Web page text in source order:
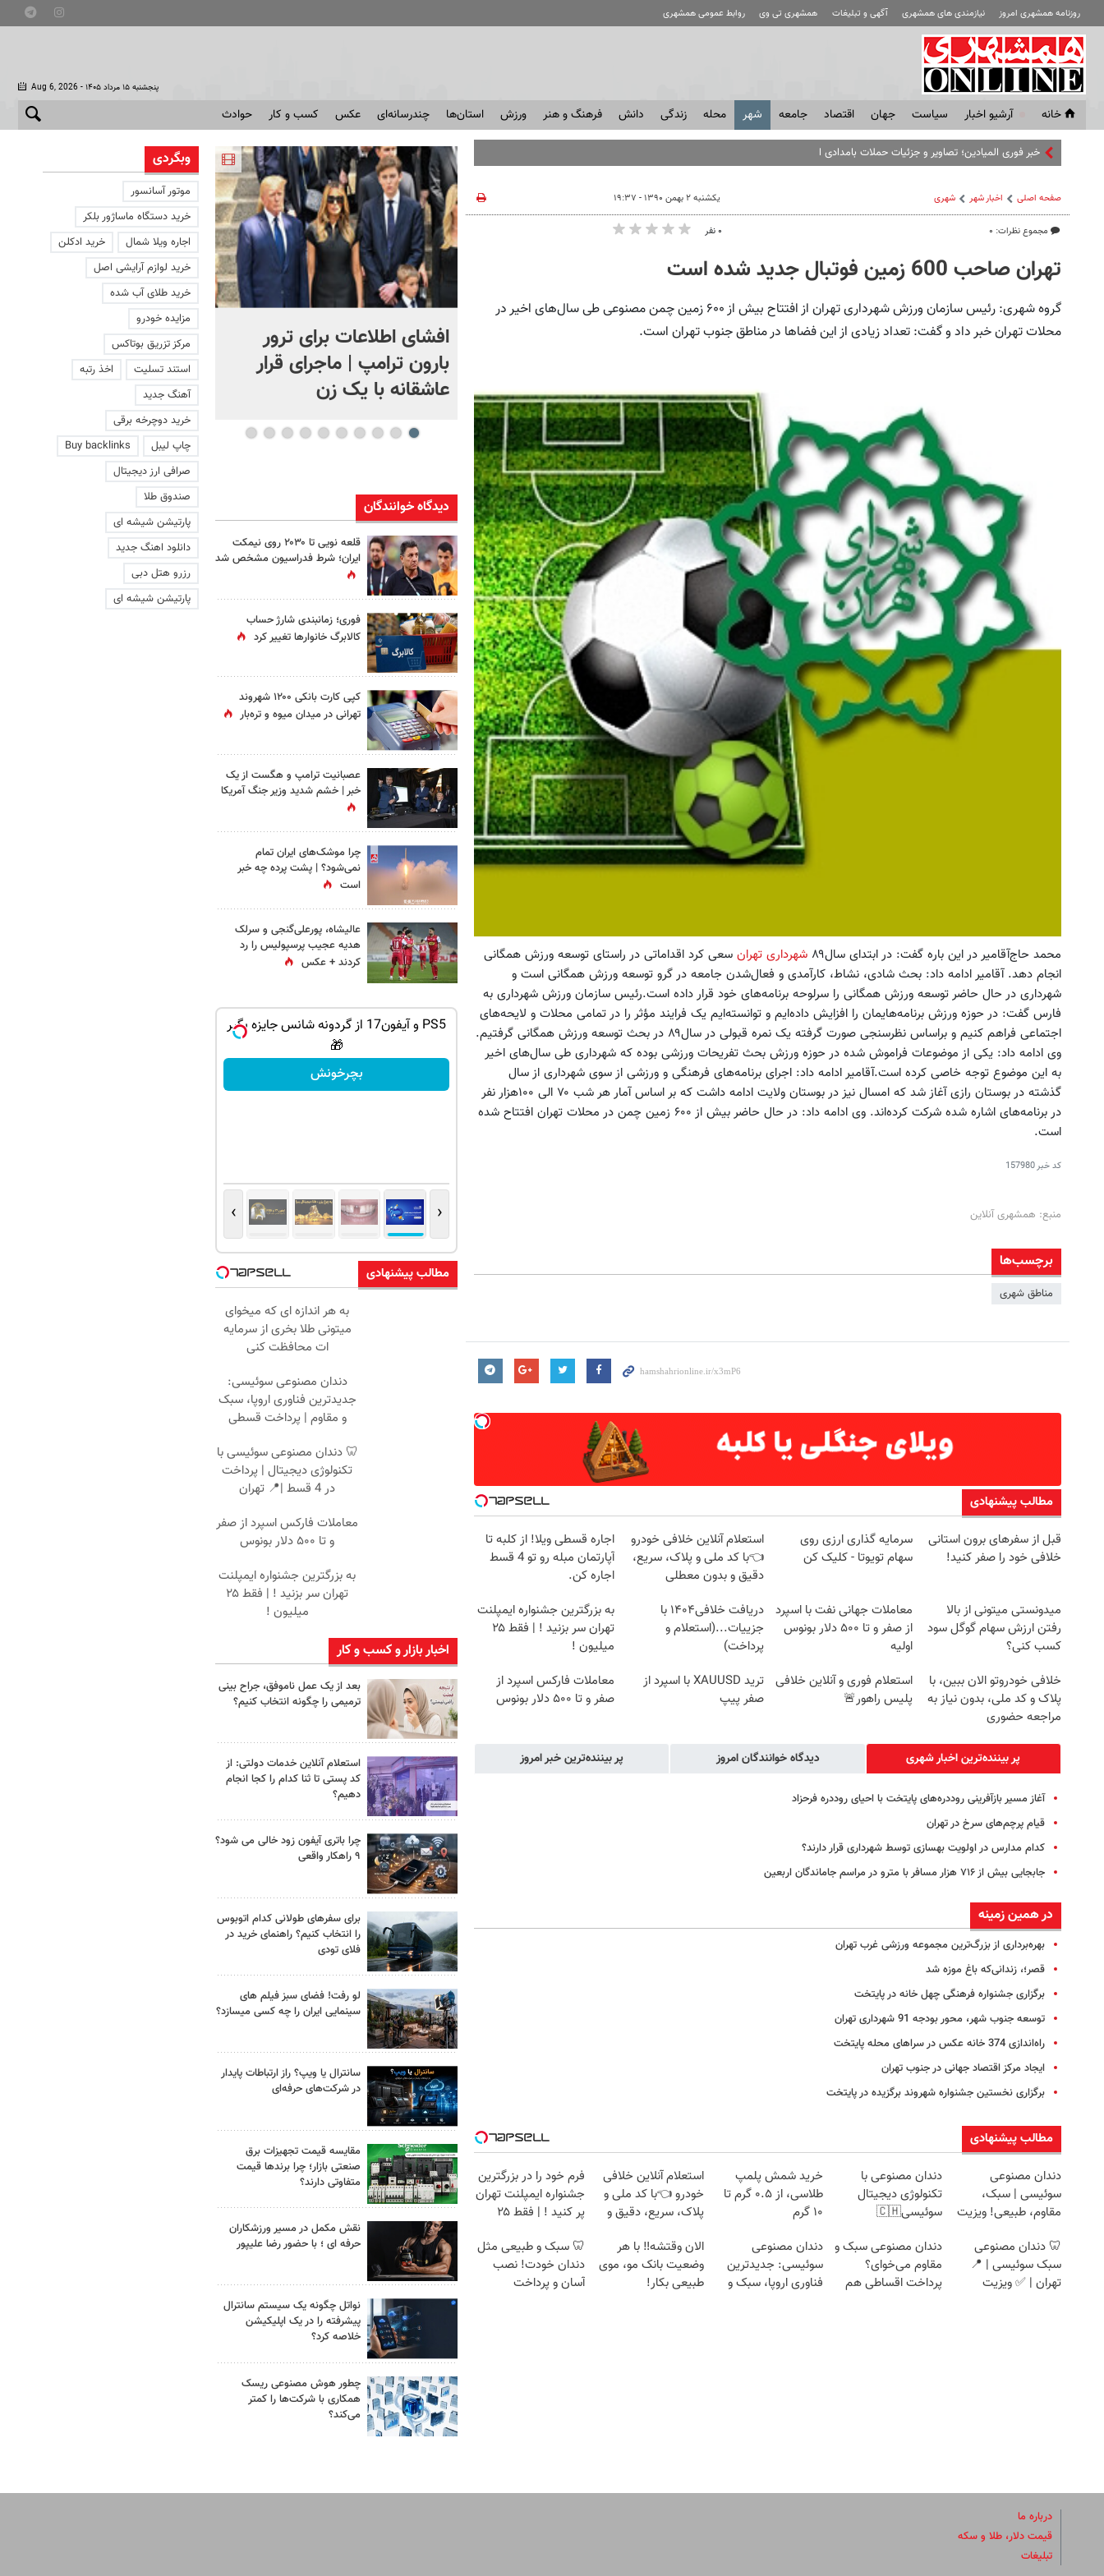
روزنامه همشهری امروز نیازمندی های همشهری آگهی و تبلیغات همشهری تی وی روابط عمومی همشهری
Aug 6, 2026 - پنجشنبه ۱۵ مرداد ۱۴۰۵
خانه آرشیو اخبار سياست جهان اقتصاد جامعه شهر محله زندگی دانش فرهنگ و هنر ورزش استان‌ها چندرسانه‌ای عکس کسب و کار حوادث
خبر فوری المیادین؛ تصاویر و جزئیات حملات بامدادی اسرائیل به جنوب ل
صفحه اصلی اخبار شهر شهری
مجموع نظرات: ۰
یکشنبه ۲ بهمن ۱۳۹۰ - ۱۹:۳۷
۰ نفر
تهران صاحب 600 زمین فوتبال جدید شده است
گروه شهری: رئیس سازمان ورزش شهرداری تهران از افتتاح بیش از ۶۰۰ زمین چمن مصنوعی طی سال‌های اخیر در
محلات تهران خبر داد و گفت: تعداد زیادی از این فضاها در مناطق جنوب تهران است.
محمد حاج‌آقامیر در این باره گفت: در ابتدای سال۸۹ شهرداری تهران سعی کرد اقداماتی در راستای توسعه ورزش همگانی
انجام دهد. آقامیر ادامه داد: بحث شادی، نشاط، کارآمدی و فعال‌شدن جامعه در گرو توسعه ورزش همگانی است و
شهرداری در حال حاضر توسعه ورزش همگانی را سرلوحه برنامه‌های خود قرار داده است.رئیس سازمان ورزش شهرداری به
فارس گفت: در حوزه ورزش برنامه‌هایمان را افزایش داده‌ایم و توانسته‌ایم یک فرایند مؤثر را در تمامی محلات و لایحه‌های
اجتماعی فراهم کنیم و براساس نظرسنجی صورت گرفته یک نمره قبولی در سال۸۹ در بحث توسعه ورزش همگانی گرفتیم.
وی ادامه داد: یکی از موضوعات فراموش شده در حوزه ورزش بحث تفریحات ورزشی بوده که شهرداری طی سال‌های اخیر
به این موضوع توجه خاصی کرده است.آقامیر ادامه داد: اجرای برنامه‌های فرهنگی و ورزشی از سوی شهرداری از سال
گذشته در بوستان رازی آغاز شد که امسال نیز در بوستان ولایت ادامه داشت که بر اساس آمار هر شب ۷۰ الی ۱۰۰هزار نفر
در برنامه‌های اشاره شده شرکت ‌کرده‌اند. وی ادامه داد: در حال حاضر بیش از ۶۰۰ زمین چمن در محلات تهران افتتاح شده
است.
کد خبر157980
منبع: همشهری آنلاین
برچسب‌ها
مناطق شهری
مطالب پیشنهادی
قبل از سفرهای برون استانی
خلافی خود را صفر کنید!
سرمایه گذاری ارزی روی
سهام تویوتا - کلیک کن
استعلام آنلاین خلافی خودرو
👈با کد ملی و پلاک، سریع،
دقیق و بدون معطلی
اجاره‌ قسطی ویلا! از کلبه تا
آپارتمان مبله رو تو 4 قسط
اجاره کن.
میدونستی میتونی از بالا
رفتن ارزش سهام گوگل سود
کسب کنی؟
معاملات جهانی نفت با اسپرد
از صفر و تا ۵۰۰ دلار بونوس
اولیه
دریافت خلافی۱۴۰۴ با
جزییات...(استعلام و
پرداخت)
به بزرگترین جشنواره ایمپلنت
تهران سر بزنید ! | فقط ۲۵
میلیون !
خلافی خودروتو الان ببین، با
پلاک و کد ملی، بدون نیاز به
مراجعه حضوری
استعلام فوری و آنلاین خلافی
پلیس راهور🚨
ترید XAUUSD با اسپرد از
صفر پیپ
معاملات فارکس اسپرد از
صفر و تا ۵۰۰ دلار بونوس
پر بیننده‌ترین اخبار شهری دیدگاه خوانندگان امروز پر بیننده‌ترین خبر امروز
آغاز مسیر بازآفرینی روددره‌های پایتخت با احیای روددره فرحزاد
قیام پرچم‌های سرخ در تهران
کدام مدارس در اولویت بهسازی توسط شهرداری قرار دارند؟
جابجایی بیش از ۷۱۶ هزار مسافر با مترو در مراسم جاماندگان اربعین
در همین زمینه
بهره‌برداری از بزرگ‌ترین مجموعه ورزشی غرب تهران
قصر؛، زندانی‌که باغ موزه شد
برگزاری جشنواره فرهنگی چهل خانه در پایتخت
توسعه جنوب شهر، محور بودجه 91 شهرداری تهران
راه‌اندازی 374 خانه عکس در سراهای محله پایتخت
ایجاد مرکز اقتصاد جهانی در جنوب تهران
برگزاری نخستین جشنواره شهروند برگزیده در پایتخت‌
مطالب پیشنهادی
دندان مصنوعی
سوئیسی | سبک،
مقاوم، طبیعی! ویزیت
اقساطی😍
دندان مصنوعی با
تکنولوژی دیجیتال
سوئیسی🇨🇭
خرید شمش پلمپ
طلاسی، از ۰.۵ گرم تا
۱۰ گرم
استعلام آنلاین خلافی
خودرو 👈با کد ملی و
پلاک، سریع، دقیق و
فرم خود را در بزرگترین
جشنواره ایمپلنت تهران
پر کنید ! | فقط ۲۵
🦷 دندان مصنوعی
سبک سوئیسی | 📍
تهران | ✅ ویزیت
دندان مصنوعی سبک و
مقاوم می‌خوای؟
پرداخت اقساطی هم
دندان مصنوعی
سوئیسی: جدیدترین
فناوری اروپا، سبک و
الان وقتشه‼️ با هر
وضعیت بانک مو، موی
طبیعی بکار!
🦷 سبک و طبیعی مثل
دندان خودت! نصب
آسان و پرداخت
رامین تعصب استقلال را
افشای اطلاعات برای ترور
بارون ترامپ | ماجرای قرار
عاشقانه با یک زن
کنترل اوضاع از دست
خارج شد...
دیدگاه خوانندگان
قلعه نویی تا ۲۰۳۰ روی نیمکت
ایران؛ شرط فدراسیون مشخص شد
فوری؛ زمانبندی‌ شارژ حساب
کالابرگ خانوارها تغییر کرد
کپی کارت بانکی ۱۲۰۰ شهروند
تهرانی در میدان میوه و تره‌بار
عصبانیت ترامپ و هگست از یک
خبر | خشم شدید وزیر جنگ آمریکا
چرا موشک‌های ایران تمام
نمی‌شود؟ | پشت پرده چه خبر
است
عالیشاه، پورعلی‌گنجی و سرلک
هدیه عجیب پرسپولیس را رد
کردند + عکس
ویژه‼️ استخدام بیمه سامان با حقوق
و مزایای بالا
تکمیل فرم
فرم خود را در بزرگترین جشنواره ایمپلنت
تهران پر کنید ! | فقط ۲۵ میلیون
رزرورایگان نوبت
از گردونه شانس طلای دیجیتال ببر🔥
بچرخونش
بچرخونش
PS5 و آیفون17 از گردونه شانس جایزه بگیر
🎁
بچرخونش
‹
›
مطالب پیشنهادی
به هر اندازه ای که میخوای
میتونی طلا بخری از سرمایه
ات محافظت کنی
دندان مصنوعی سوئیسی:
جدیدترین فناوری اروپا، سبک
و مقاوم | پرداخت قسطی
🦷 دندان مصنوعی سوئیسی با
تکنولوژی دیجیتال | پرداخت
در 4 قسط |📍 تهران
معاملات فارکس اسپرد از صفر
و تا ۵۰۰ دلار بونوس
به بزرگترین جشنواره ایمپلنت
تهران سر بزنید ! | فقط ۲۵
میلیون !
اخبار بازار و کسب و کار
بعد از یک عمل ناموفق، جراح بینی
ترمیمی را چگونه انتخاب کنیم؟
استعلام آنلاین خدمات دولتی: از
کد پستی تا ثنا کدام را کجا انجام
دهیم؟
چرا باتری آیفون زود خالی می شود؟
۹ راهکار واقعی
برای سفرهای طولانی کدام اتوبوس
را انتخاب کنیم؟ راهنمای خرید در
فلای تودی
لو رفت! فضای سبز فیلم های
سینمایی ایران را چه کسی میسازد؟
سانترال یا ویپ؟ راز ارتباطات پایدار
در شرکت‌های حرفه‌ای
مقایسه قیمت تجهیزات برق
صنعتی بازار؛ چرا برندها قیمت
متفاوتی دارند؟
نقش مکمل در مسیر ورزشکاران
حرفه ای ؛ با حضور رضا علیپور
نواتل چگونه یک سیستم سانترال
پیشرفته را در یک اپلیکیشن
خلاصه کرد؟
چطور هوش مصنوعی ریسک
همکاری با شرکت‌ها را کمتر
می‌کند؟
وبگردی
موتور آسانسور
خرید دستگاه ماساژور بلکر
اجاره ویلا شمال
خرید ادکلن
خرید لوازم آرایشی اصل
خرید طلای آب شده
مزایده خودرو
مرکز تزریق بوتاکس
استند تسلیت
اخذ رتبه
آهنگ جدید
خرید دوچرخه برقی
چاپ لیبل
Buy backlinks
صرافی ارز دیجیتال
صندوق طلا
پارتیشن شیشه ای
دانلود اهنگ جدید
رزرو هتل دبی
پارتیشن شیشه ای
درباره ما
قیمت دلار، طلا و سکه
تبلیغات